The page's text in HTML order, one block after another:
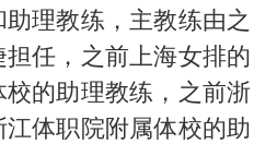
理教练，主教练由之
任，之前上海女排的
的助理教练，之前浙
体职院附属体校的助